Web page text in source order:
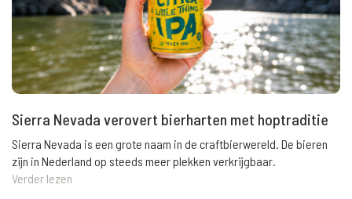
Sierra Nevada verovert bierharten met hoptraditie
Sierra Nevada is een grote naam in de craftbierwereld. De bieren
zijn in Nederland op steeds meer plekken verkrijgbaar.
Verder lezen